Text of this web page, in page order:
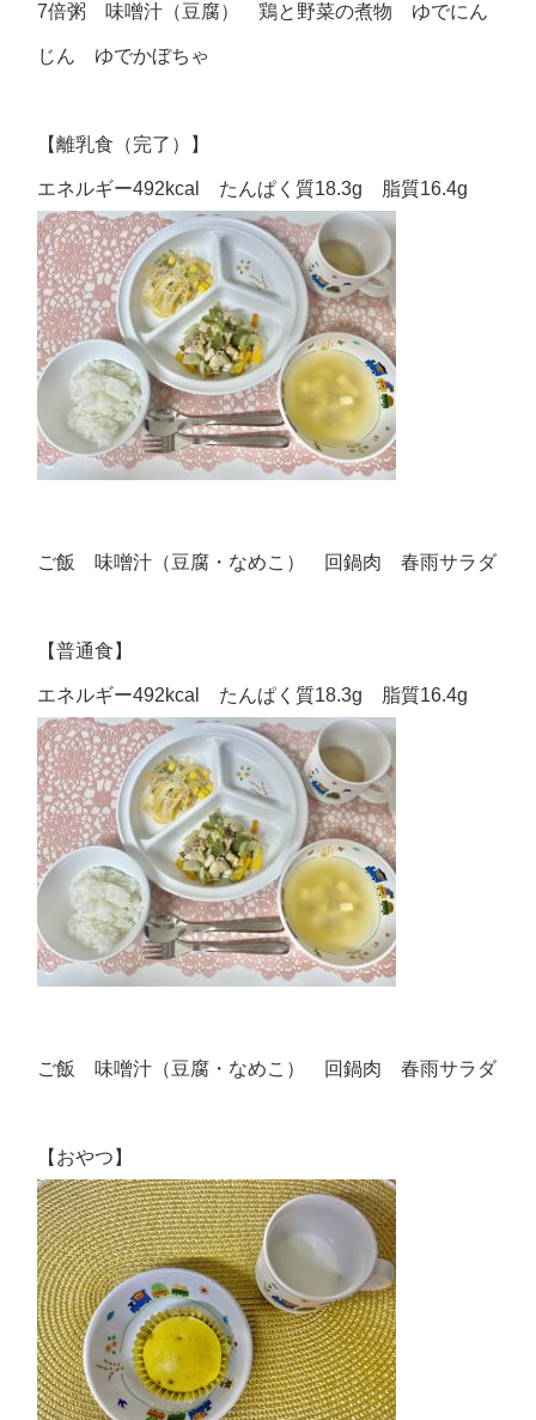
7倍粥 味噌汁（豆腐） 鶏と野菜の煮物 ゆでにん
じん ゆでかぼちゃ
【離乳食（完了）】
エネルギー492kcal たんぱく質18.3g 脂質16.4g
ご飯 味噌汁（豆腐・なめこ） 回鍋肉 春雨サラダ
【普通食】
エネルギー492kcal たんぱく質18.3g 脂質16.4g
ご飯 味噌汁（豆腐・なめこ） 回鍋肉 春雨サラダ
【おやつ】